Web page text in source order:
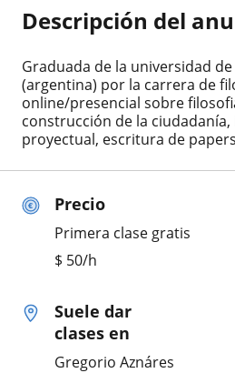
Precio
Primera clase gratis
$ 50/h
Suele dar
clases en
Gregorio Aznáres
Descripción del
Graduada de la universidad
(argentina) por la carrera de
online/presencial sobre
construcción de la
proyectual, escritura de